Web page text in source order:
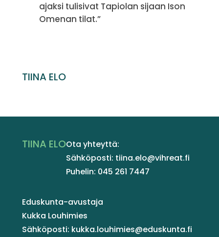
ajaksi tulisivat Tapiolan sijaan Ison
Omenan tilat.”
TIINA ELO
TIINA ELOOta yhteyttä:
Sähköposti: tiina.elo@vihreat.fi
Puhelin: 045 261 7447
Eduskunta-avustaja
Kukka Louhimies
Sähköposti: kukka.louhimies@eduskunta.fi